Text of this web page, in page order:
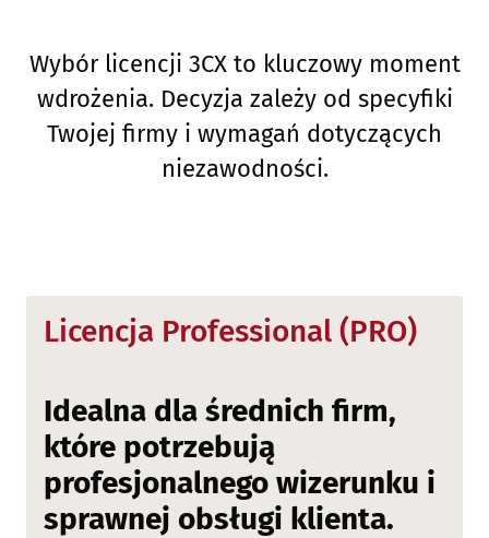
Wybór licencji 3CX to kluczowy moment
wdrożenia. Decyzja zależy od specyfiki
Twojej firmy i wymagań dotyczących
niezawodności.
Licencja Professional (PRO)
Idealna dla średnich firm,
które potrzebują
profesjonalnego wizerunku i
sprawnej obsługi klienta.